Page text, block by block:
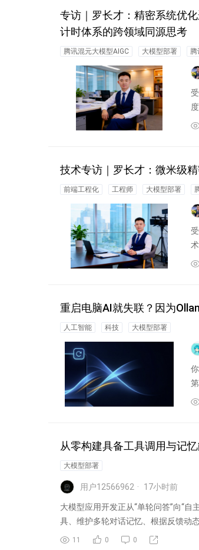
专访｜罗长才：精密系统优
计时体系的跨领域同源思考
腾讯混元大模型AIGC 大模型部署 腾
技术专访｜罗长才：微米级
前端工程化 工程师 大模型部署
重启电脑AI就失联？因为
人工智能 科技 大模型部署
从零构建具备工具调用与记
大模型部署
用户12566962 17小时前
大模型应用开发正从“单轮问答”向“
具、维护多轮对话记忆、根据反馈动
11 0 0